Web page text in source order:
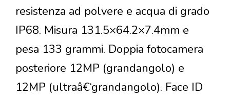
resistenza ad polvere e acqua di grado
IP68. Misura 131.5×64.2×7.4mm e
pesa 133 grammi. Doppia fotocamera
posteriore 12MP (grandangolo) e
12MP (ultraâ€‘grandangolo). Face ID